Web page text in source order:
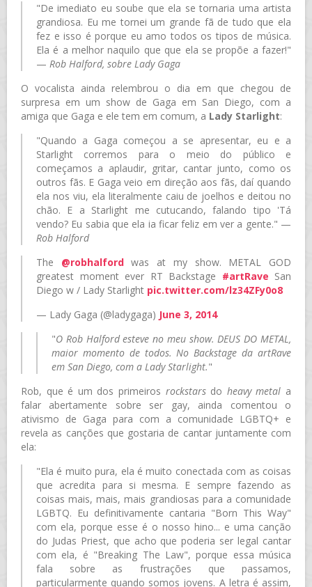
"De imediato eu soube que ela se tornaria uma artista
grandiosa. Eu me tornei um grande fã de tudo que ela
fez e isso é porque eu amo todos os tipos de música.
Ela é a melhor naquilo que que ela se propõe a fazer!"
— Rob Halford, sobre Lady Gaga
O vocalista ainda relembrou o dia em que chegou de
surpresa em um show de Gaga em San Diego, com a
amiga que Gaga e ele tem em comum, a Lady Starlight:
"Quando a Gaga começou a se apresentar, eu e a
Starlight corremos para o meio do público e
começamos a aplaudir, gritar, cantar junto, como os
outros fãs. E Gaga veio em direção aos fãs, daí quando
ela nos viu, ela literalmente caiu de joelhos e deitou no
chão. E a Starlight me cutucando, falando tipo 'Tá
vendo? Eu sabia que ela ia ficar feliz em ver a gente." —
Rob Halford
The @robhalfordwas at my show. METAL GOD
greatest moment ever RT Backstage #artRave San
Diego w / Lady Starlight pic.twitter.com/lz34ZFy0o8
— Lady Gaga (@ladygaga) June 3, 2014
"O Rob Halford esteve no meu show. DEUS DO METAL,
maior momento de todos. No Backstage da artRave
em San Diego, com a Lady Starlight."
Rob, que é um dos primeiros rockstarsdo heavy metal a
falar abertamente sobre ser gay, ainda comentou o
ativismo de Gaga para com a comunidade LGBTQ+ e
revela as canções que gostaria de cantar juntamente com
ela:
"Ela é muito pura, ela é muito conectada com as coisas
que acredita para si mesma. E sempre fazendo as
coisas mais, mais, mais grandiosas para a comunidade
LGBTQ. Eu definitivamente cantaria "Born This Way"
com ela, porque esse é o nosso hino... e uma canção
do Judas Priest, que acho que poderia ser legal cantar
com ela, é "Breaking The Law", porque essa música
fala sobre as frustrações que passamos,
particularmente quando somos jovens. A letra é assim,